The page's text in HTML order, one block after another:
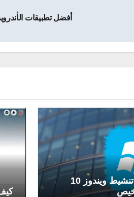
أفضل تطبيقات الأندرويد
تجربتي في شراء مفتاح تنشيط ويندوز 10